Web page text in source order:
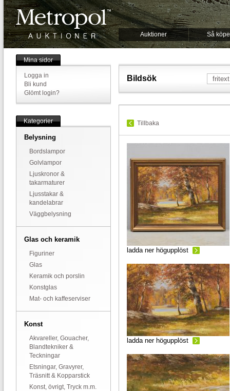
Auktioner Så
Mina sidor
Logga in
Bli kund
Glömt login?
Kategorier
Belysning
Bordslampor
Golvlampor
Ljuskronor &
takarmaturer
Ljusstakar &
kandelabrar
Väggbelysning
Glas och keramik
Figuriner
Glas
Keramik och porslin
Konstglas
Mat- och kaffeserviser
Konst
Akvareller, Gouacher,
Blandtekniker &
Teckningar
Etsningar, Gravyrer,
Träsnitt & Kopparstick
Konst, övrigt, Tryck m.m.
Bildsök
Tillbaka
ladda ner högupplöst
ladda ner högupplöst